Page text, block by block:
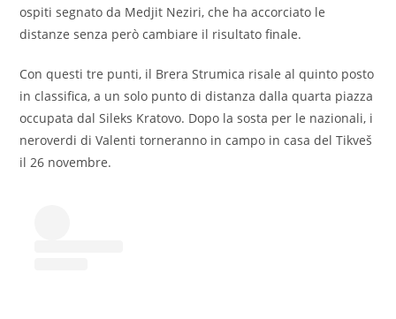
ospiti segnato da Medjit Neziri, che ha accorciato le
distanze senza però cambiare il risultato finale.
Con questi tre punti, il Brera Strumica risale al quinto posto
in classifica, a un solo punto di distanza dalla quarta piazza
occupata dal Sileks Kratovo. Dopo la sosta per le nazionali, i
neroverdi di Valenti torneranno in campo in casa del Tikveš
il 26 novembre.